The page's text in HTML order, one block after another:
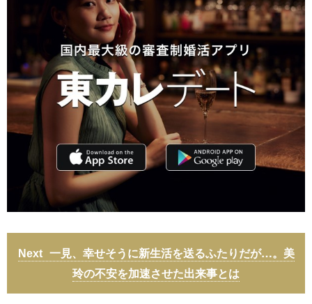
一見、幸せそうに新生活を送るふたりだが…。美
玲の不安を加速させた出来事とは